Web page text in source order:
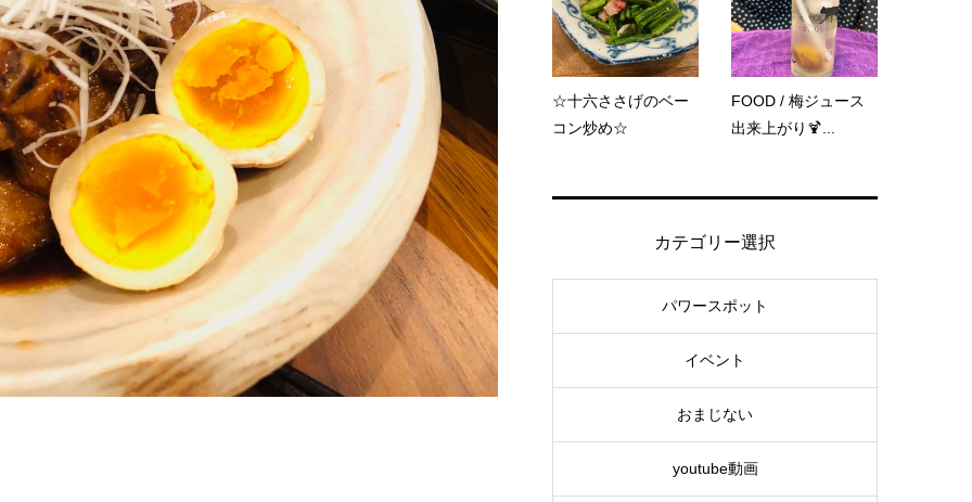
☆十六ささげのベー
コン炒め☆
FOOD / 梅ジュース
出来上がり🍹...
カテゴリー選択
パワースポット
イベント
おまじない
youtube動画